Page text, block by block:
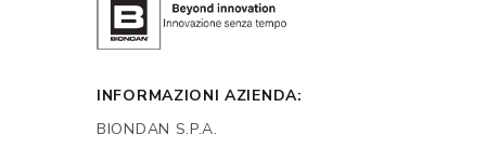
INFORMAZIONI AZIENDA:
BIONDAN S.P.A.